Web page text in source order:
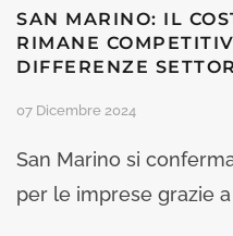
SAN MARINO: IL
RIMANE
DIFFERENZE
07 Dicembre 2024
San Marino si
per le imprese grazie